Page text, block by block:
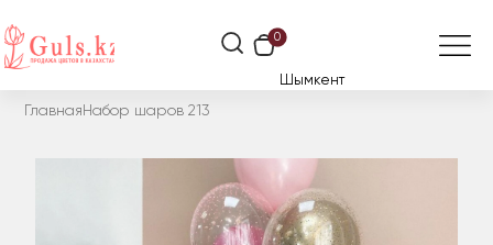
0
Шымкент
Главная Набор шаров 213